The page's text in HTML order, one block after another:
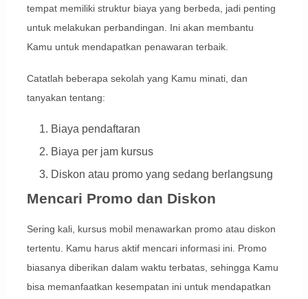
tempat memiliki struktur biaya yang berbeda, jadi penting
untuk melakukan perbandingan. Ini akan membantu
Kamu untuk mendapatkan penawaran terbaik.
Catatlah beberapa sekolah yang Kamu minati, dan
tanyakan tentang:
Biaya pendaftaran
Biaya per jam kursus
Diskon atau promo yang sedang berlangsung
Mencari Promo dan Diskon
Sering kali, kursus mobil menawarkan promo atau diskon
tertentu. Kamu harus aktif mencari informasi ini. Promo
biasanya diberikan dalam waktu terbatas, sehingga Kamu
bisa memanfaatkan kesempatan ini untuk mendapatkan